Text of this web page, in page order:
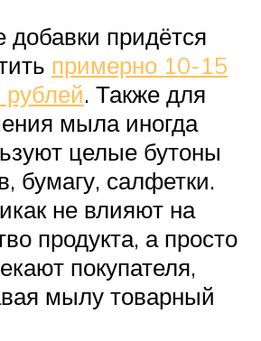
добавки придётся
примерно 10-15
. Также для
мыла иногда
целые бутоны
бумагу, салфетки.
не влияют на
продукта, а просто
покупателя,
мылу товарный